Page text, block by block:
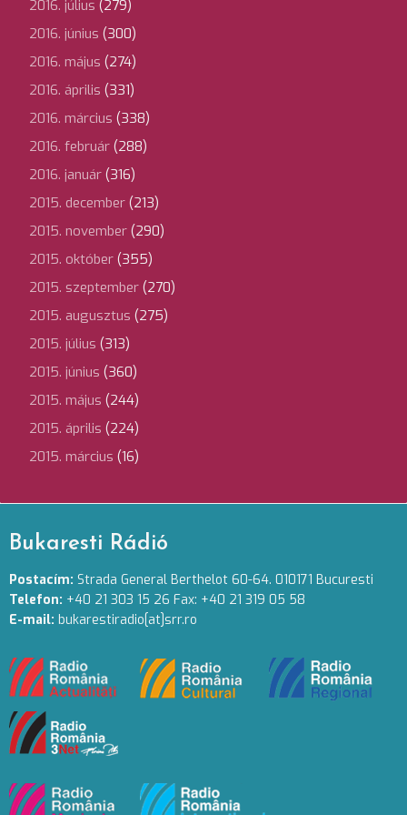
2016. július (279)
2016. június (300)
2016. május (274)
2016. április (331)
2016. március (338)
2016. február (288)
2016. január (316)
2015. december (213)
2015. november (290)
2015. október (355)
2015. szeptember (270)
2015. augusztus (275)
2015. július (313)
2015. június (360)
2015. május (244)
2015. április (224)
2015. március (16)
Bukaresti Rádió
Postacím: Strada General Berthelot 60-64. 010171 Bucuresti
Telefon: +40 21 303 15 26 Fax: +40 21 319 05 58
E-mail: bukarestiradio[at]srr.ro